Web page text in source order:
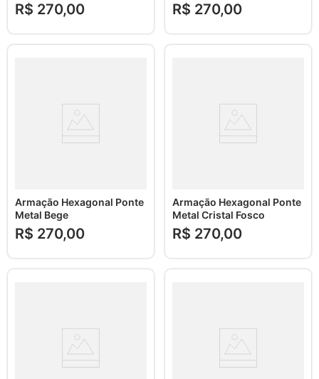
R$ 270,00 R$ 270,00
Armação Hexagonal Ponte
Metal Bege
R$ 270,00
Armação Hexagonal Ponte
Metal Cristal Fosco
R$ 270,00